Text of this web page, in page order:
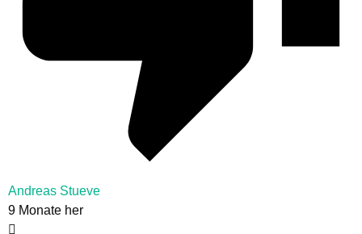
Andreas Stueve
9 Monate her